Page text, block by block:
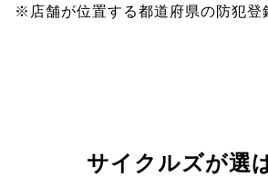
※店舗が位置する都道府県の防犯登
サイクルズが選